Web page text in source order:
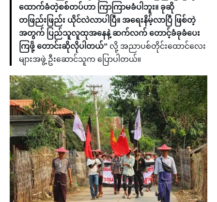
ထောက်ခံတဲ့စစ်တပ်ဟာ ကြာကြာမခံပါဘူး။ ခုဆို
တဖြည်းဖြည်း ယိုင်လဲလာပါပြီ။ အရေးနိမ့်လာပြီ ဖြစ်တဲ့
အတွက် ပြည်သူလူထုအနေနဲ့ ဆက်လက် တောင့်ခံခုခံပေး
ကြဖို့ တောင်းဆိုလိုပါတယ်” လို့ အညာပစ်တိုင်းထောင်လေး
များအဖွဲ့ ဦးဆောင်သူက ပြောပါတယ်။